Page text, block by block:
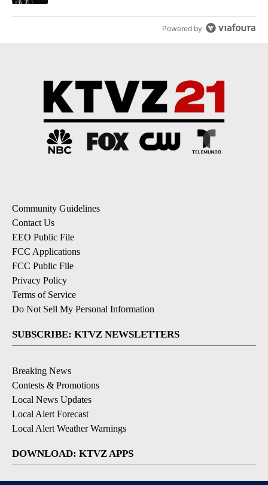
Powered by
Community Guidelines
Contact Us
EEO Public File
FCC Applications
FCC Public File
Privacy Policy
Terms of Service
Do Not Sell My Personal Information
SUBSCRIBE: KTVZ NEWSLETTERS
Breaking News
Contests & Promotions
Local News Updates
Local Alert Forecast
Local Alert Weather Warnings
DOWNLOAD: KTVZ APPS